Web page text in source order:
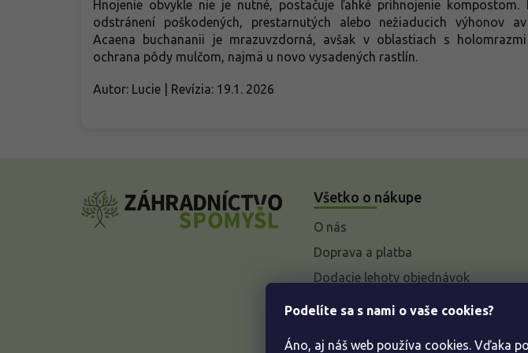
Podelíte sa s nami o vaše cookies?
Áno, aj náš web používa cookies. Vďaka
Hnojenie obvykle nie je nutné, postačuje ľahké prihnojenie kompostom.
odstránení poškodených, prestarnutých alebo nežiaducich výhonov
Acaena buchananii je mrazuvzdorná, avšak v oblastiach s
ochrana pôdy mulčom, najmä u novo vysadených rastlín.
Autor: Lucie | Revízia: 19.1. 2026
Všetko o nákupe
O nás
Doprava a platba
Dodacie lehoty objednávok
Vysvetlivky k parametrom a
baleniu rastlín
Odstúpenie od kúpnej zmluvy